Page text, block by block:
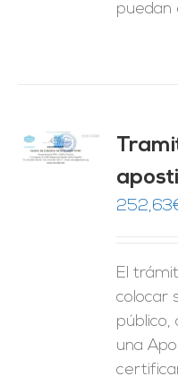
puedan
252,63
El
colocar
público,
una